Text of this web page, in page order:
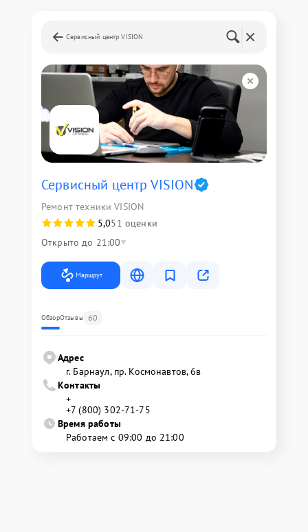
Сервисный центр VISION
Сервисный центр VISION
Ремонт техники VISION
5,051 оценки
Открыто до 21:00
Маршрут
ОбзорОтзывы 60
Адрес
г. Барнаул, ​пр. Космонавтов, 6в
Контакты
+
+7 (800) 302-71-75
Время работы
Работаем с 09:00 до 21:00